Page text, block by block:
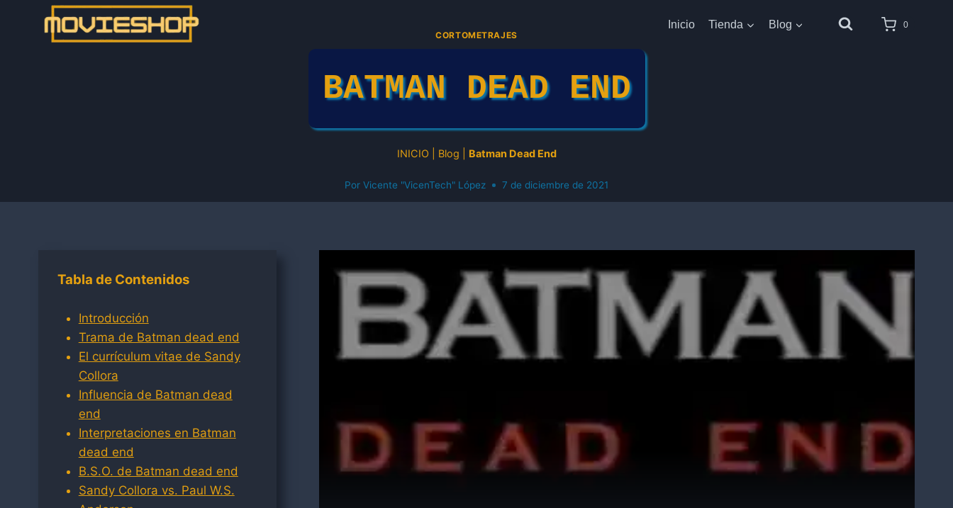
contenido
Inicio Tienda Blog 0
CORTOMETRAJES
BATMAN DEAD END
INICIO Blog Batman Dead End
Por Vicente "VicenTech" López 7 de diciembre de 2021
Tabla de Contenidos
Introducción
Trama de Batman dead end
El currículum vitae de Sandy
Collora
Influencia de Batman dead
end
Interpretaciones en Batman
dead end
B.S.O. de Batman dead end
Sandy Collora vs. Paul W.S.